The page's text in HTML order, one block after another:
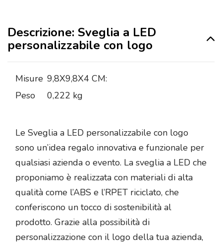
Descrizione: Sveglia a LED
personalizzabile con logo
Misure 9,8X9,8X4 CM:
Peso
0,222 kg
Le Sveglia a LED personalizzabile con logo
sono un’idea regalo innovativa e funzionale per
qualsiasi azienda o evento. La sveglia a LED che
proponiamo è realizzata con materiali di alta
qualità come l’ABS e l’RPET riciclato, che
conferiscono un tocco di sostenibilità al
prodotto. Grazie alla possibilità di
personalizzazione con il logo della tua azienda,